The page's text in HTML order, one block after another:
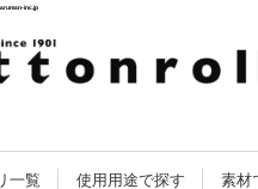
inc.jp
一覧 使用用途で探す 素材